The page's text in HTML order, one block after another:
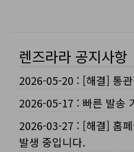
렌즈라라 공지사항
2026-05-20 : [해결] 통
2026-05-17 : 빠른 발송
2026-03-27 : [해결] 홈
발생 중입니다.